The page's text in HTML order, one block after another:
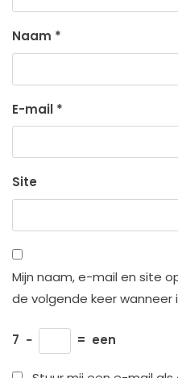
Naam *
E-mail *
Site
Mijn naam, e-mail en site
de volgende keer wanneer
7 − = een